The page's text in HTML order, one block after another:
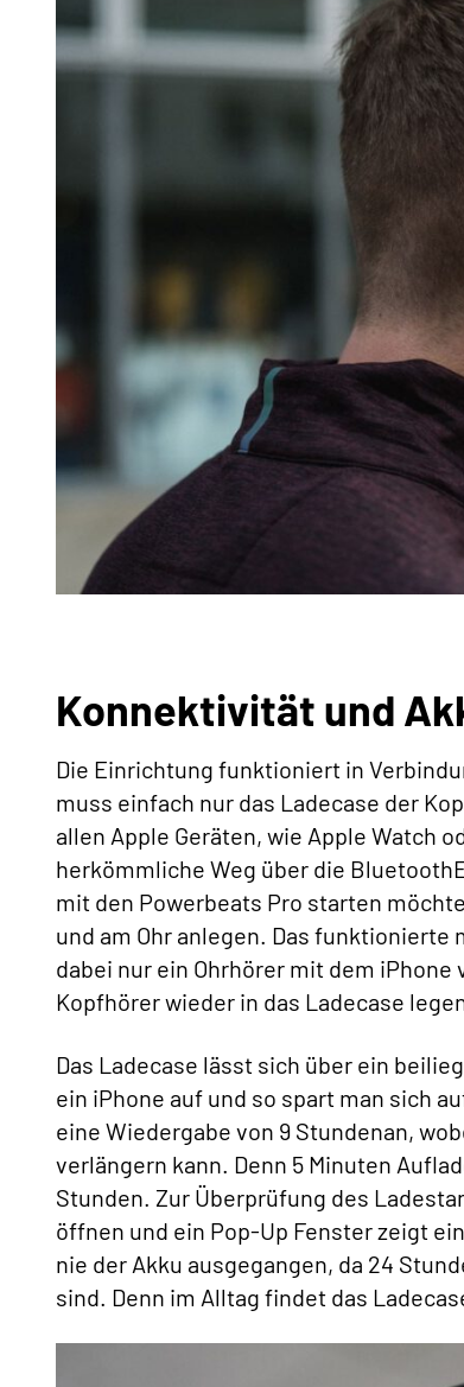
Konnektivität und
Die Einrichtung funktioniert in
muss einfach nur das Ladecase der
allen Apple Geräten, wie Apple Watch
herkömmliche Weg über die
mit den Powerbeats Pro starten
und am Ohr anlegen. Das funktionierte
dabei nur ein Ohrhörer mit dem
Kopfhörer wieder in das Ladecase
Das Ladecase lässt sich über ein
ein iPhone auf und so spart man sich
eine Wiedergabe von 9 Stundenan,
verlängern kann. Denn 5 Minuten
Stunden. Zur Überprüfung des
öffnen und ein Pop-Up Fenster zeigt
nie der Akku ausgegangen, da 24
sind. Denn im Alltag findet das